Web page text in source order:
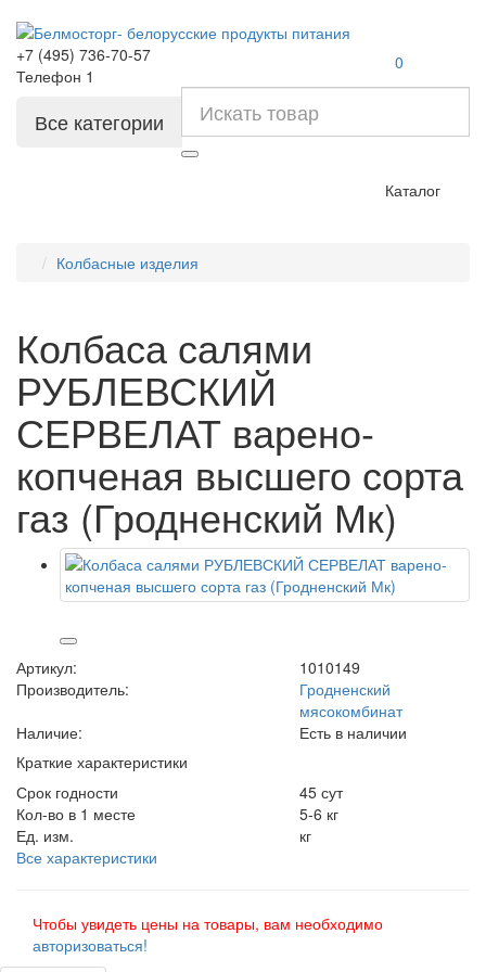
+7 (495) 736-70-57
Телефон 1
0
Все категории
Каталог
Колбасные изделия
Колбаса салями
РУБЛЕВСКИЙ
СЕРВЕЛАТ варено-
копченая высшего сорта
газ (Гродненский Мк)
Артикул:
1010149
Производитель:
Гродненский
мясокомбинат
Наличие:
Есть в наличии
Краткие характеристики
Срок годности
45 сут
Кол-во в 1 месте
5-6 кг
Ед. изм.
кг
Все характеристики
Чтобы увидеть цены на товары, вам необходимо
авторизоваться!